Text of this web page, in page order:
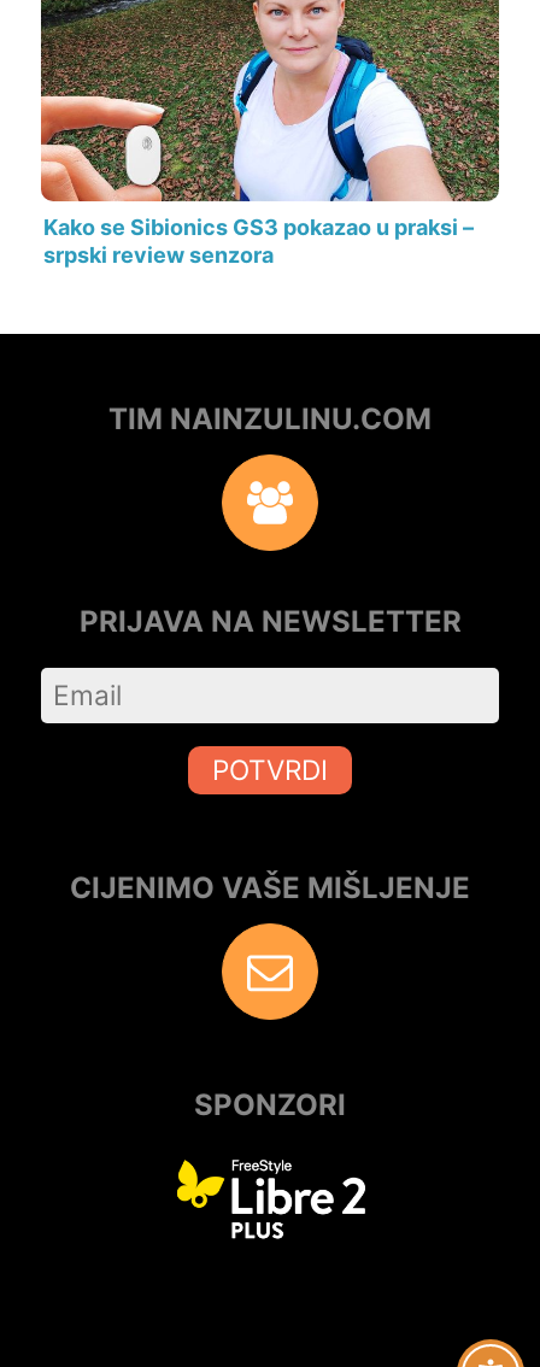
Kako se Sibionics GS3 pokazao u praksi –
srpski review senzora
TIM NAINZULINU.COM
PRIJAVA NA NEWSLETTER
POTVRDI
CIJENIMO VAŠE MIŠLJENJE
SPONZORI